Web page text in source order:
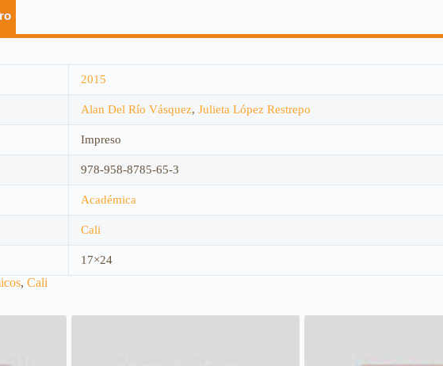
2015
Alan Del Río Vásquez, Julieta López Restrepo
Impreso
978-958-8785-65-3
Académica
Cali
17×24
, Cali